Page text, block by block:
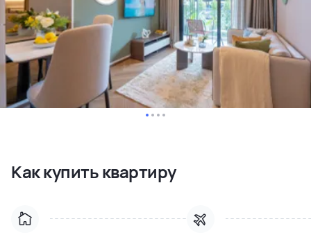
Как купить квартиру